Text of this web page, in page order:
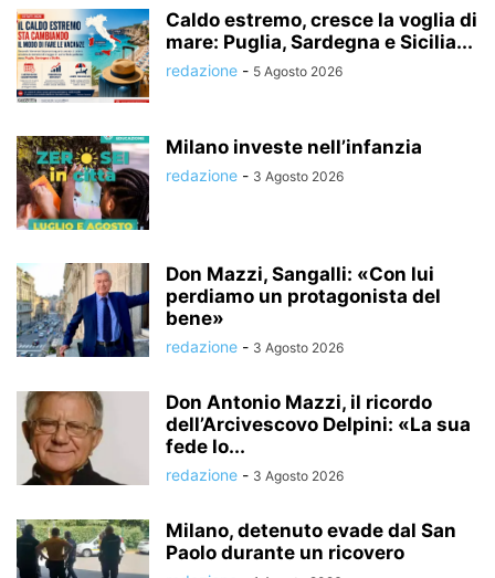
Caldo estremo, cresce la voglia di
mare: Puglia, Sardegna e Sicilia...
redazione - 5 Agosto 2026
Milano investe nell’infanzia
redazione - 3 Agosto 2026
Don Mazzi, Sangalli: «Con lui
perdiamo un protagonista del
bene»
redazione - 3 Agosto 2026
Don Antonio Mazzi, il ricordo
dell’Arcivescovo Delpini: «La sua
fede lo...
redazione - 3 Agosto 2026
Milano, detenuto evade dal San
Paolo durante un ricovero